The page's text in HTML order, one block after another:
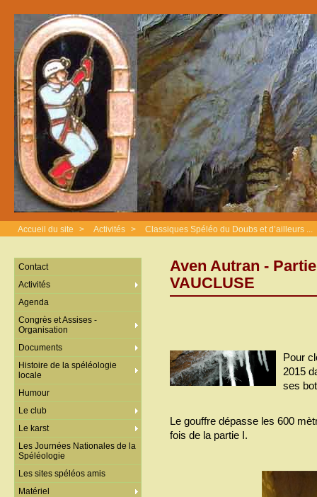
Accueil du site > Activités > Classiques Spéléo du Doubs et d’ailleurs ...
Aven Autran -
VAUCLUSE
Pour
2015
ses
Le gouffre dépasse les 600
fois de la partie I.
Contact
Activités
Agenda
Congrès et Assises -
Organisation
Documents
Histoire de la spéléologie
locale
Humour
Le club
Le karst
Les Journées Nationales de la
Spéléologie
Les sites spéléos amis
Matériel